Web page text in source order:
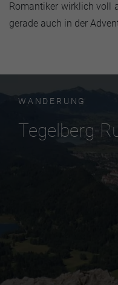
Romantiker wirklich voll
gerade auch in der
WANDERUNG
Tegelberg-